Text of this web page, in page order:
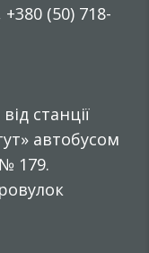
(50) 718-
станції
автобусом
179.